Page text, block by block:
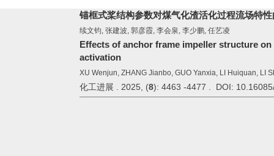
锚框式桨结构参数对煤气化渣活化过程流场特
续文钧, 张建波, 郭彦霞, 李会泉, 李少鹏, 任艺凌
Effects of anchor frame impeller structure
activation
XU Wenjun, ZHANG Jianbo, GUO Yanxia, LI Huiquan, LI
化工进展 . 2025, (8): 4463 -4477 . DOI: